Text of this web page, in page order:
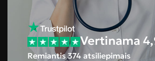
Vertinama
Remiantis 374 atsiliepimais